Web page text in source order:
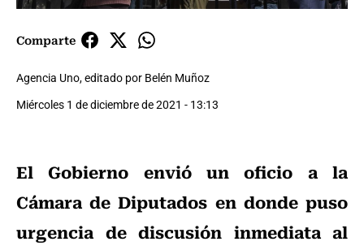
Comparte
Agencia Uno, editado por Belén Muñoz
Miércoles 1 de diciembre de 2021 - 13:13
El Gobierno envió un oficio a la
Cámara de Diputados en donde puso
urgencia de discusión inmediata al